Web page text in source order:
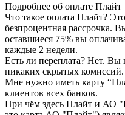
Подробнее об оплате Плайт
Что такое оплата Плайт?
безпроцентная рассрочка.
оставшиеся 75% вы
каждые 2 недели.
Есть ли переплата? Нет. Вы
никаких скрытых комиссий.
Мне нужно иметь карту
клиентов всех банков.
При чём здесь Плайт и АО